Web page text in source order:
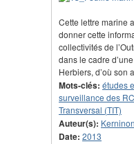
Cette lettre marine
donner cette
collectivités de
dans le cadre
Herbiers, d’où son
Mots-clés: études
surveillance des
Transversal (TIT)
Auteur(s):
Date: 2013